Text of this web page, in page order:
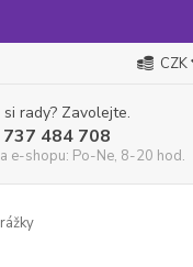
CZK
rady? Zavolejte.
484 708
e-shopu: Po-Ne, 8-20 hod.